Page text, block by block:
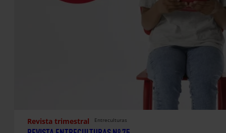
Revista trimestral Entreculturas